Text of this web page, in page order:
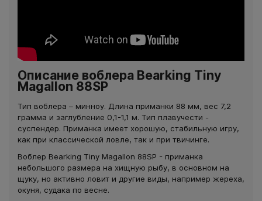
Описание воблера Bearking Tiny
Magallon 88SP
Тип воблера – минноу. Длина приманки 88 мм, вес 7,2
грамма и заглубление 0,1-1,1 м. Тип плавучести -
суспендер. Приманка имеет хорошую, стабильную игру,
как при классической ловле, так и при твичинге.
Воблер Bearking Tiny Magallon 88SP - приманка
небольшого размера на хищную рыбу, в основном на
щуку, но активно ловит и другие виды, например жереха,
окуня, судака по весне.